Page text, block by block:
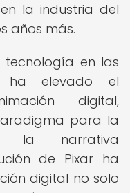
la industria del
años más.
en las
ha elevado el
digital,
para la
la narrativa
de Pixar ha
digital no solo